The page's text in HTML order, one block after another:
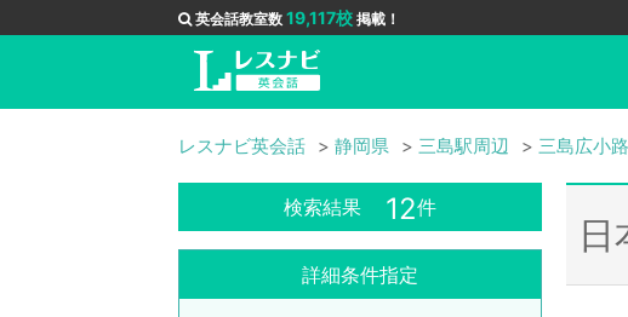
英会話教室数 19,117校 掲載！
レスナビ英会話 静岡県 三島駅周辺 三島広小
検索結果 12件
詳細条件指定
日